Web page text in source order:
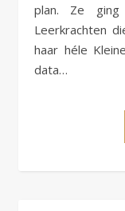
plan. Ze
Leerkrachten
haar héle
data…